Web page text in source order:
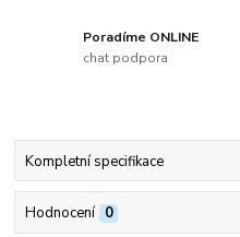
Poradíme ONLINE
chat podpora
Kompletní specifikace
Hodnocení 0